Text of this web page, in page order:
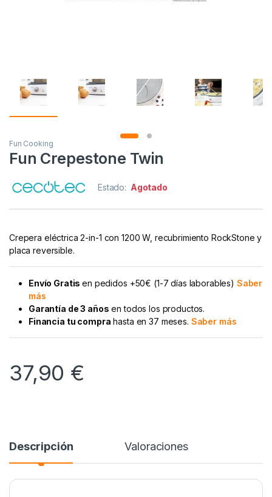
Fun Cooking
Fun Crepestone Twin
Estado: Agotado
Crepera eléctrica 2-in-1 con 1200 W, recubrimiento RockStone y
placa reversible.
Envío Gratisen pedidos +50€ (1-7 días laborables) Saber
más
Garantía de 3 años en todos los productos.
Financia tu compra hasta en 37 meses. Saber más
37,90 €
Descripción Valoraciones